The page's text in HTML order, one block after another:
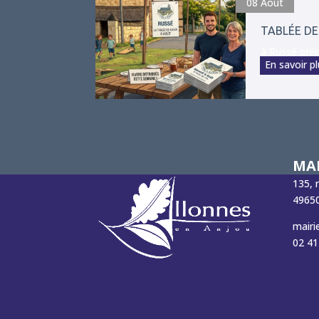
08 Août
TABLÉE
En savoir
135,
02